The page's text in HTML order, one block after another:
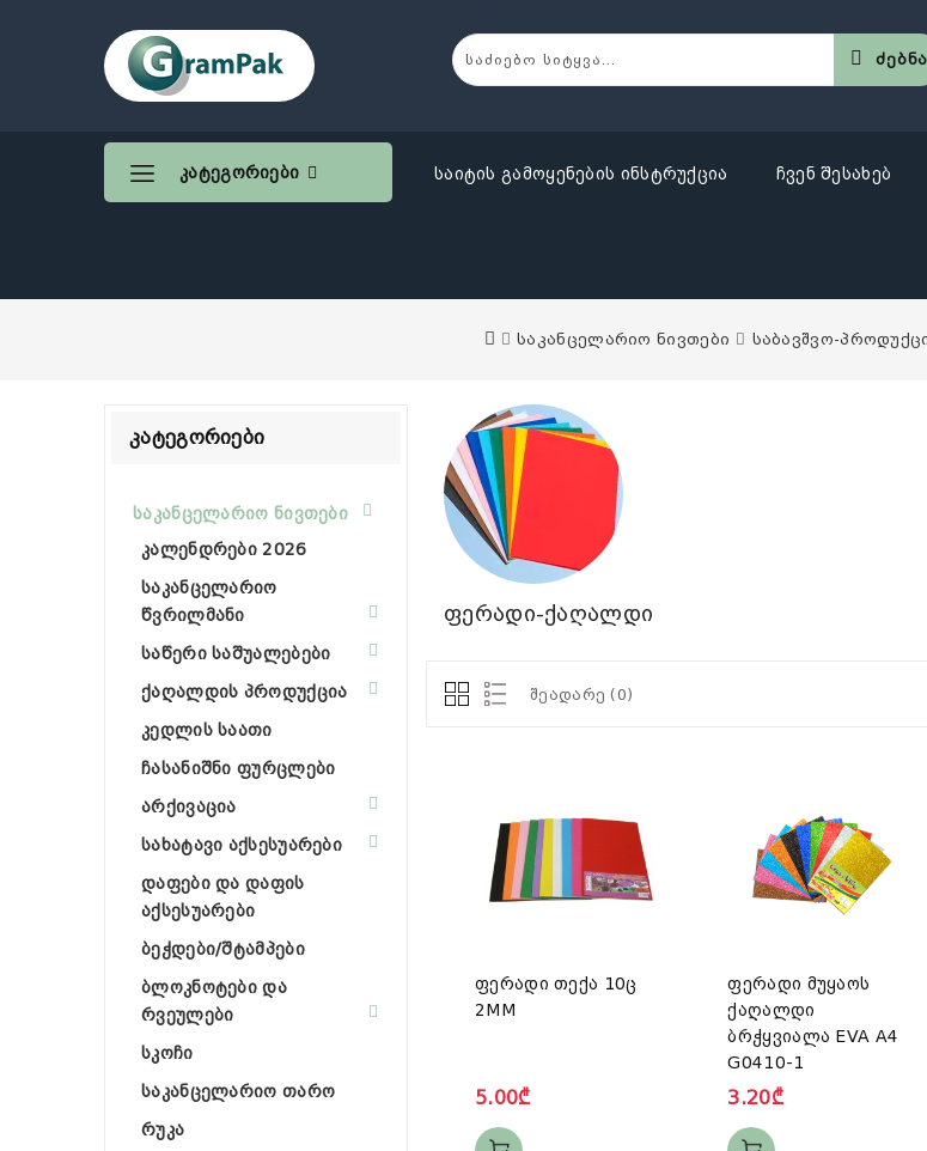
Ძებნა
Კატეგორიები საიტის გამოყენების ინსტრუქცია ჩვენ შესახებ
საკანცელარიო ნივთები საბავშვო-
Კატეგორიები
საკანცელარიო ნივთები
კალენდრები 2026
საკანცელარიო
წვრილმანი
საწერი საშუალებები
ქაღალდის პროდუქცია
კედლის საათი
ჩასანიშნი ფურცლები
არქივაცია
სახატავი აქსესუარები
დაფები და დაფის
აქსესუარები
ბეჭდები/შტამპები
ბლოკნოტები და
რვეულები
სკოჩი
საკანცელარიო თარო
რუკა
ფერადი-ქაღალდი
შეადარე (0)
ფერადი თექა 10ც
2MM
5.00₾
ფერადი მუყაოს
ქაღალდი
ბრჭყვიალა EVA A4
G0410-1
3.20₾